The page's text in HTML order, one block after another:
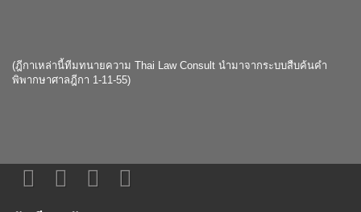
(ฎีกาเหล่านี้ทีมทนายความ Thai Law Consult นำมาจากระบบสืบค้นคำ
พิพากษาศาลฎีกา 1-11-55)